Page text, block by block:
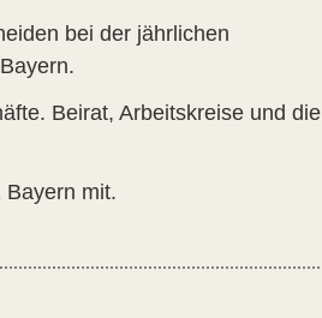
bei der jährlichen
Beirat, Arbeitskreise und die
Bayern mit.